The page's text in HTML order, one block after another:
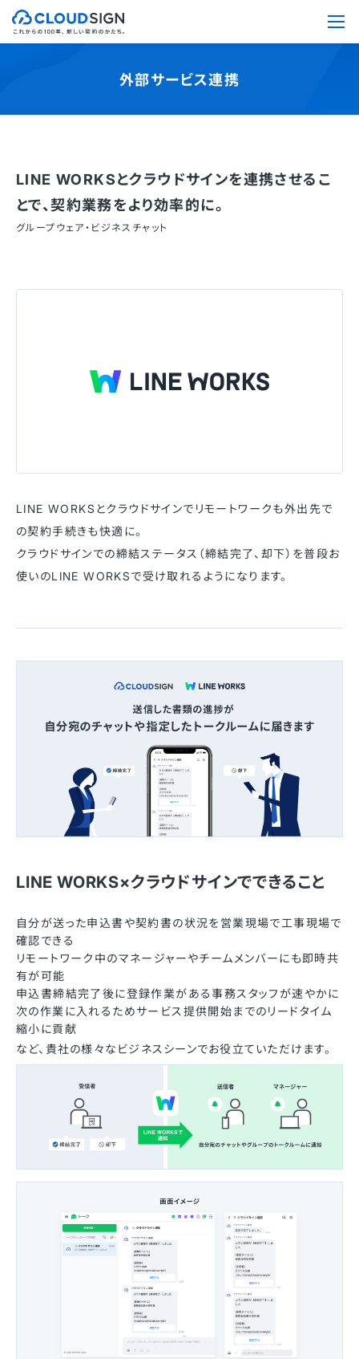
外部サービス連携
LINE WORKSとクラウドサインを連携させるこ
とで、契約業務をより効率的に。
グループウェア・ビジネスチャット
LINE WORKSとクラウドサインでリモートワークも外出先で
の契約手続きも快適に。
クラウドサインでの締結ステータス（締結完了、却下）を普段お
使いのLINE WORKSで受け取れるようになります。
LINE WORKS×クラウドサインでできること
自分が送った申込書や契約書の状況を営業現場で工事現場で
確認できる
リモートワーク中のマネージャーやチームメンバーにも即時共
有が可能
申込書締結完了後に登録作業がある事務スタッフが速やかに
次の作業に入れるためサービス提供開始までのリードタイム
縮小に貢献
など、貴社の様々なビジネスシーンでお役立ていただけます。